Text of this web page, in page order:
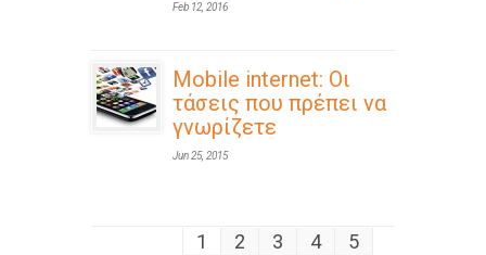
Feb 12, 2016
Mobile internet: Οι
τάσεις που πρέπει να
γνωρίζετε
Jun 25, 2015
1 2 3 4 5